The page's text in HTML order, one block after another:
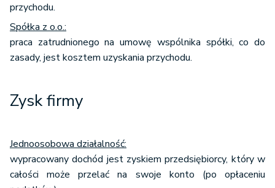
przychodu.
Spółka z o.o.:
praca zatrudnionego na umowę wspólnika spółki, co do
zasady, jest kosztem uzyskania przychodu.
Zysk firmy
Jednoosobowa działalność:
wypracowany dochód jest zyskiem przedsiębiorcy, który w
całości może przelać na swoje konto (po opłaceniu